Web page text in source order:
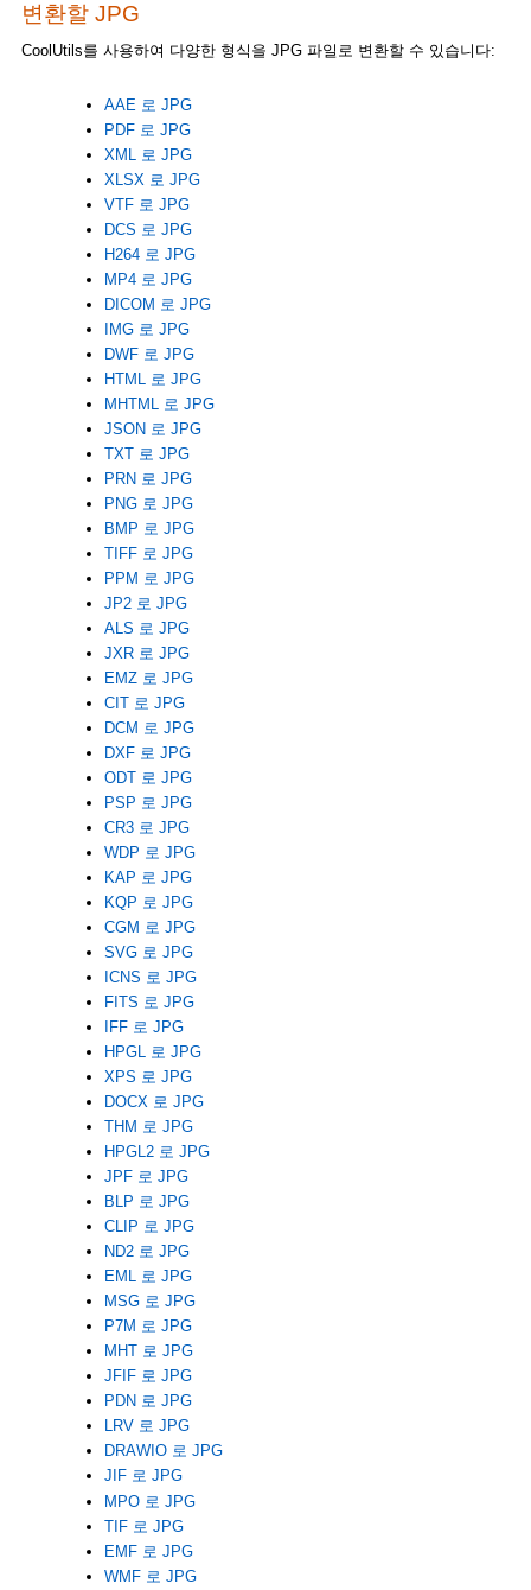
변환할 JPG
CoolUtils를 사용하여 다양한 형식을 JPG 파일로 변환할 수 있습니다:
AAE 로 JPG
PDF 로 JPG
XML 로 JPG
XLSX 로 JPG
VTF 로 JPG
DCS 로 JPG
H264 로 JPG
MP4 로 JPG
DICOM 로 JPG
IMG 로 JPG
DWF 로 JPG
HTML 로 JPG
MHTML 로 JPG
JSON 로 JPG
TXT 로 JPG
PRN 로 JPG
PNG 로 JPG
BMP 로 JPG
TIFF 로 JPG
PPM 로 JPG
JP2 로 JPG
ALS 로 JPG
JXR 로 JPG
EMZ 로 JPG
CIT 로 JPG
DCM 로 JPG
DXF 로 JPG
ODT 로 JPG
PSP 로 JPG
CR3 로 JPG
WDP 로 JPG
KAP 로 JPG
KQP 로 JPG
CGM 로 JPG
SVG 로 JPG
ICNS 로 JPG
FITS 로 JPG
IFF 로 JPG
HPGL 로 JPG
XPS 로 JPG
DOCX 로 JPG
THM 로 JPG
HPGL2 로 JPG
JPF 로 JPG
BLP 로 JPG
CLIP 로 JPG
ND2 로 JPG
EML 로 JPG
MSG 로 JPG
P7M 로 JPG
MHT 로 JPG
JFIF 로 JPG
PDN 로 JPG
LRV 로 JPG
DRAWIO 로 JPG
JIF 로 JPG
MPO 로 JPG
TIF 로 JPG
EMF 로 JPG
WMF 로 JPG